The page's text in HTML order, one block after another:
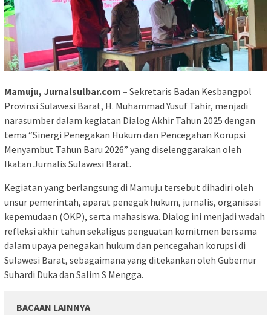
Mamuju, Jurnalsulbar.com – Sekretaris Badan Kesbangpol
Provinsi Sulawesi Barat, H. Muhammad Yusuf Tahir, menjadi
narasumber dalam kegiatan Dialog Akhir Tahun 2025 dengan
tema “Sinergi Penegakan Hukum dan Pencegahan Korupsi
Menyambut Tahun Baru 2026” yang diselenggarakan oleh
Ikatan Jurnalis Sulawesi Barat.
Kegiatan yang berlangsung di Mamuju tersebut dihadiri oleh
unsur pemerintah, aparat penegak hukum, jurnalis, organisasi
kepemudaan (OKP), serta mahasiswa. Dialog ini menjadi wadah
refleksi akhir tahun sekaligus penguatan komitmen bersama
dalam upaya penegakan hukum dan pencegahan korupsi di
Sulawesi Barat, sebagaimana yang ditekankan oleh Gubernur
Suhardi Duka dan Salim S Mengga.
BACAAN LAINNYA